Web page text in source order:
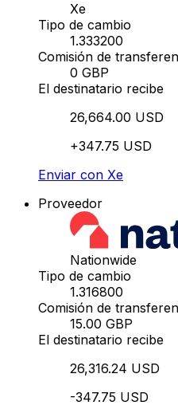
Xe
Tipo de cambio
1.333200
Comisión de
0 GBP
El destinatario recibe
26,664.00 USD
+347.75 USD
Enviar con Xe
Proveedor
Nationwide
Tipo de cambio
1.316800
Comisión de
15.00 GBP
El destinatario recibe
26,316.24 USD
-347.75 USD